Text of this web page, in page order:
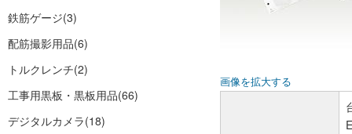
鉄筋ゲージ(3)
配筋撮影用品(6)
トルクレンチ(2)
工事用黒板・黒板用品(66)
デジタルカメラ(18)
画像を拡大する